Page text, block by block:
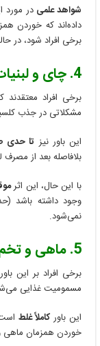
شواهد علمی در مورد
داده‌اند که خوردن
برخی افراد شود، در
4. چای و لبنیات:
برخی افراد
مشکلاتی در جذب
این باور نیز تا حدی
بلافاصله بعد از
با این حال، این اثر
وجود داشته باشد
نمی‌شود.
5. ماهی و تخم مرغ:
برخی افراد بر این
مسمومیت غذایی
این باور کاملاً غلط
خوردن همزمان ماهی